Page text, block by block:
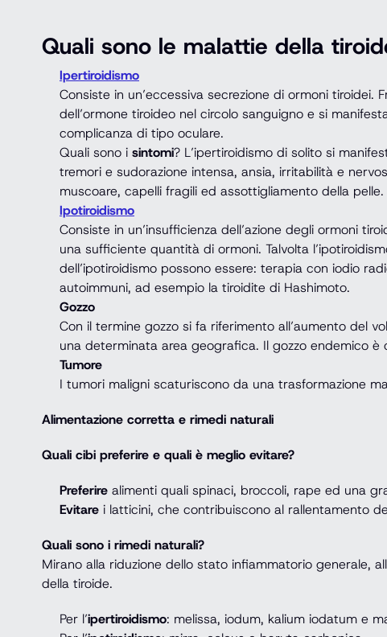
Quali sono le malattie della
Ipertiroidismo
Consiste in un’eccessiva secrezione di ormoni tiroidei.
dell’ormone tiroideo nel circolo sanguigno e si
complicanza di tipo oculare.
Quali sono i sintomi? L’ipertiroidismo di solito si
tremori e sudorazione intensa, ansia, irritabilità e
muscoare, capelli fragili ed assottigliamento della pelle.
Ipotiroidismo
Consiste in un’insufficienza dell’azione degli ormoni
una sufficiente quantità di ormoni. Talvolta
dell’ipotiroidismo possono essere: terapia con iodio
autoimmuni, ad esempio la tiroidite di Hashimoto.
Gozzo
Con il termine gozzo si fa riferimento all’aumento del
una determinata area geografica. Il gozzo endemico
Tumore
I tumori maligni scaturiscono da una trasformazione
Alimentazione corretta e rimedi naturali
Quali cibi preferire e quali è meglio evitare?
Preferire alimenti quali spinaci, broccoli, rape ed una
Evitare i latticini, che contribuiscono al rallentamento
Quali sono i rimedi naturali?
Mirano alla riduzione dello stato infiammatorio generale,
della tiroide.
Per l’ipertiroidismo: melissa, iodum, kalium iodatum e